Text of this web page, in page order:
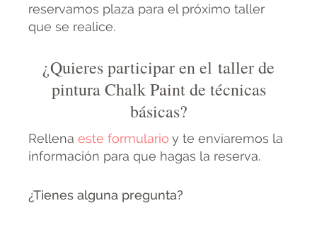
reservamos plaza para el próximo taller
que se realice.
¿Quieres participar en el taller de
pintura Chalk Paint de técnicas
básicas?
Rellena este formulario y te enviaremos la
información para que hagas la reserva.
¿Tienes alguna pregunta?